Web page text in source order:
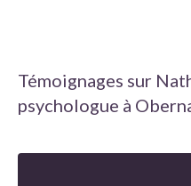
Témoignages sur
psychologue à